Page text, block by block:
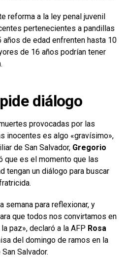
reforma a la ley penal juvenil
pertenecientes a pandillas
años de edad enfrenten hasta 10
de 16 años podrían tener
diálogo
provocadas por las
inocentes es algo «gravísimo»,
de San Salvador, Gregorio
que es el momento que las
tengan un diálogo para buscar
semana para reflexionar, y
que todos nos convirtamos en
paz», declaró a la AFP Rosa
del domingo de ramos en la
Salvador.